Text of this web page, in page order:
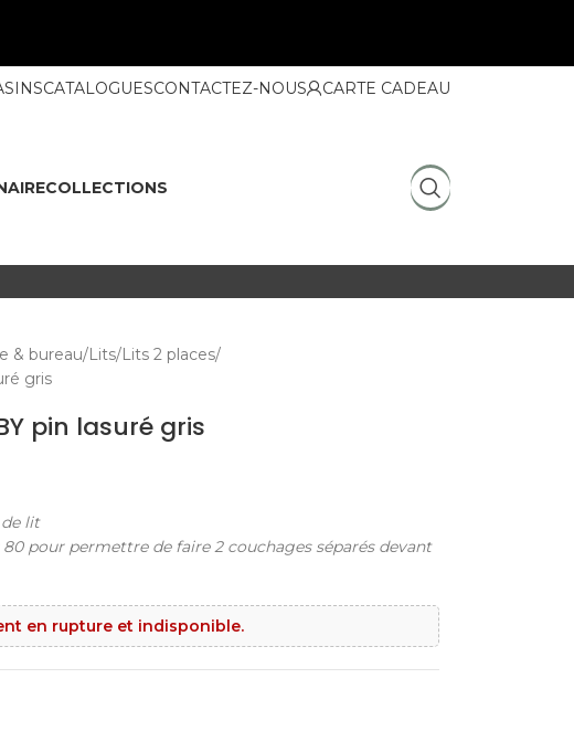
CATALOGUESCONTACTEZ-NOUS CARTE CADEAU
COLLECTIONS
& bureau Lits Lits 2 places
gris
pin lasuré gris
lit
pour permettre de faire 2 couchages séparés devant
en rupture et indisponible.